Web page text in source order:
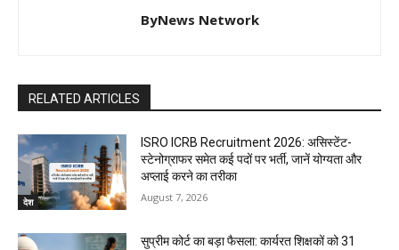
ByNews Network
RELATED ARTICLES
देश
ISRO ICRB Recruitment 2026: असिस्टेंट-
स्टेनोग्राफर समेत कई पदों पर भर्ती, जानें योग्यता और
अप्लाई करने का तरीका
August 7, 2026
सुप्रीम कोर्ट का बड़ा फैसला: कार्यरत शिक्षकों को 31